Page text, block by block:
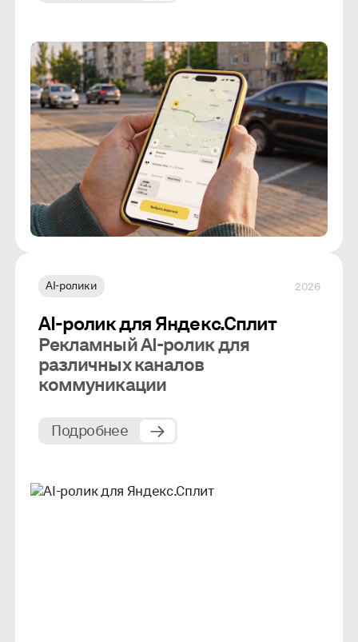
AI-ролики 2026
AI-ролик для Яндекс.Сплит
Рекламный AI-ролик для
различных каналов
коммуникации
Подробнее